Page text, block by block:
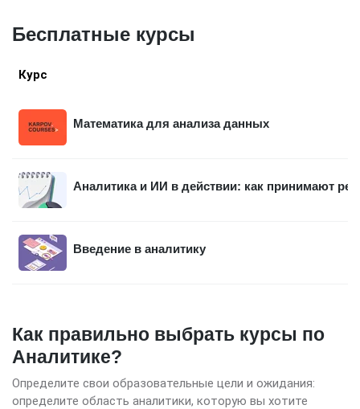
Бесплатные курсы
Курс
Математика для анализа данных
Аналитика и ИИ в действии: как принимают
Введение в аналитику
Как правильно выбрать курсы по
Аналитике?
Определите свои образовательные цели и ожидания:
определите область аналитики, которую вы хотите